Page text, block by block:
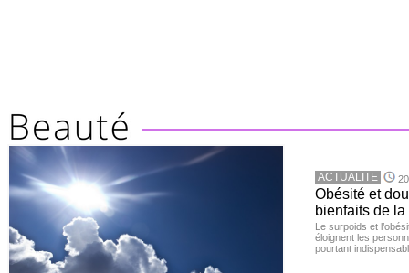
ACTUALITE
Obésité et
bienfaits de
Le surpoids et
éloignent les
pourtant